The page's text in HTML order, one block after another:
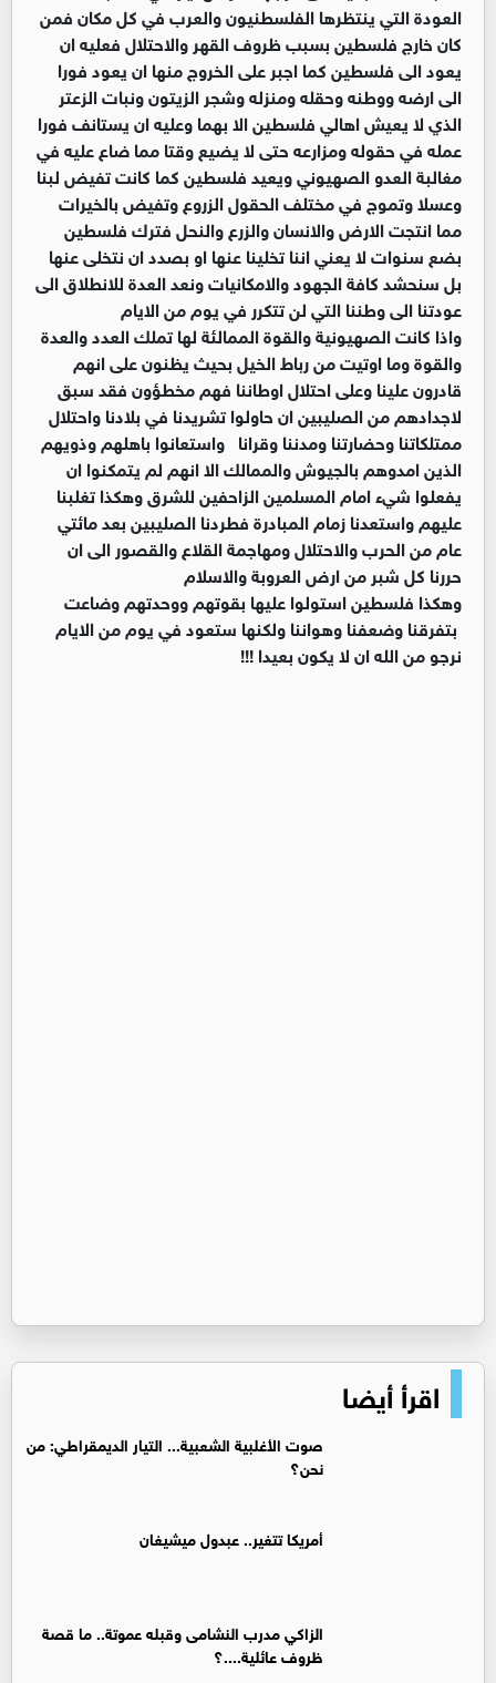
العودة التي ينتظرها الفلسطنيون والعرب في كل مكان فمن
كان خارج فلسطين بسبب ظروف القهر والاحتلال فعليه ان
يعود الى فلسطين كما اجبر على الخروج منها ان يعود فورا
الى ارضه ووطنه وحقله ومنزله وشجر الزيتون ونبات الزعتر
الذي لا يعيش اهالي فلسطين الا بهما وعليه ان يستانف فورا
عمله في حقوله ومزارعه حتى لا يضيع وقتا مما ضاع عليه في
مغالبة العدو الصهيوني ويعيد فلسطين كما كانت تفيض لبنا
وعسلا وتموج في مختلف الحقول الزروع وتفيض بالخيرات
مما انتجت الارض والانسان والزرع والنحل فترك فلسطين
بضع سنوات لا يعني اننا تخلينا عنها او بصدد ان نتخلى عنها
بل سنحشد كافة الجهود والامكانيات ونعد العدة للانطلاق الى
عودتنا الى وطننا التي لن تتكرر في يوم من الايام
واذا كانت الصهيونية والقوة الممالئة لها تملك العدد والعدة
والقوة وما اوتيت من رباط الخيل بحيث يظنون على انهم
قادرون علينا وعلى احتلال اوطاننا فهم مخطؤون فقد سبق
لاجدادهم من الصليبين ان حاولوا تشريدنا في بلادنا واحتلال
ممتلكاتنا وحضارتنا ومدننا وقرانا واستعانوا باهلهم وذويهم
الذين امدوهم بالجيوش والممالك الا انهم لم يتمكنوا ان
يفعلوا شيء امام المسلمين الزاحفين للشرق وهكذا تغلبنا
عليهم واستعدنا زمام المبادرة فطردنا الصليبين بعد مائتي
عام من الحرب والاحتلال ومهاجمة القلاع والقصور الى ان
حررنا كل شبر من ارض العروبة والاسلام
وهكذا فلسطين استولوا عليها بقوتهم ووحدتهم وضاعت
بتفرقنا وضعفنا وهواننا ولكنها ستعود في يوم من الايام
نرجو من الله ان لا يكون بعيدا !!!
اقرأ أيضا
صوت الأغلبية الشعبية... التيار الديمقراطي: من
نحن؟
أمريكا تتغير.. عبدول ميشيغان
الزاكي مدرب النشامى وقبله عموتة.. ما قصة
ظروف عائلية....؟